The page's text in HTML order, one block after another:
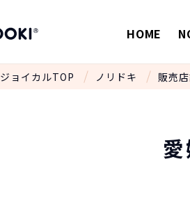
HOME
ジョイカルTOP ノリドキ 販売